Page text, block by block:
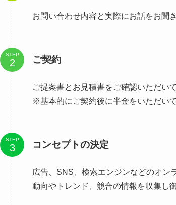
お問い合わせ内容と実際にお話をお聞
STEP ご契約
ご提案書とお見積書をご確認いただい
※基本的にご契約後に半金をいただいて
STEP コンセプトの決定
広告、SNS、検索エンジンなどのオン
動向やトレンド、競合の情報を収集し